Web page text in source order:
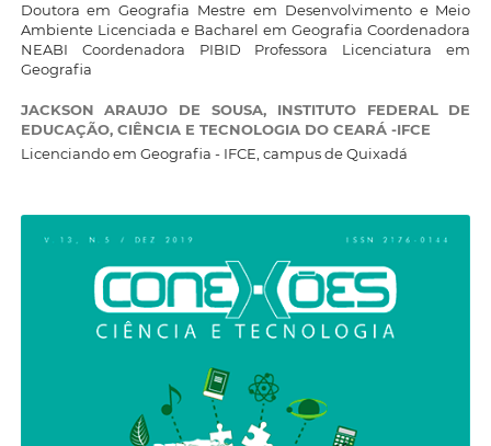
Doutora em Geografia Mestre em Desenvolvimento e Meio
Ambiente Licenciada e Bacharel em Geografia Coordenadora
NEABI Coordenadora PIBID Professora Licenciatura em
Geografia
JACKSON ARAUJO DE SOUSA, INSTITUTO FEDERAL DE
EDUCAÇÃO, CIÊNCIA E TECNOLOGIA DO CEARÁ -IFCE
Licenciando em Geografia - IFCE, campus de Quixadá